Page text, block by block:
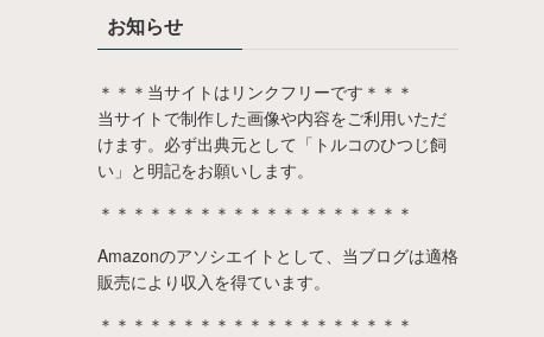
お知らせ
＊＊＊当サイトはリンクフリーです＊＊＊
当サイトで制作した画像や内容をご利用いただ
けます。必ず出典元として「トルコのひつじ飼
い」と明記をお願いします。
＊＊＊＊＊＊＊＊＊＊＊＊＊＊＊＊＊＊＊
Amazonのアソシエイトとして、当ブログは適格
販売により収入を得ています。
＊＊＊＊＊＊＊＊＊＊＊＊＊＊＊＊＊＊＊